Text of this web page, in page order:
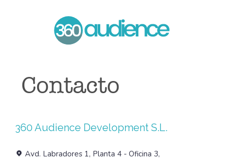
Contacto
360 Audience Development S.L.
Avd. Labradores 1, Planta 4 - Oficina 3,